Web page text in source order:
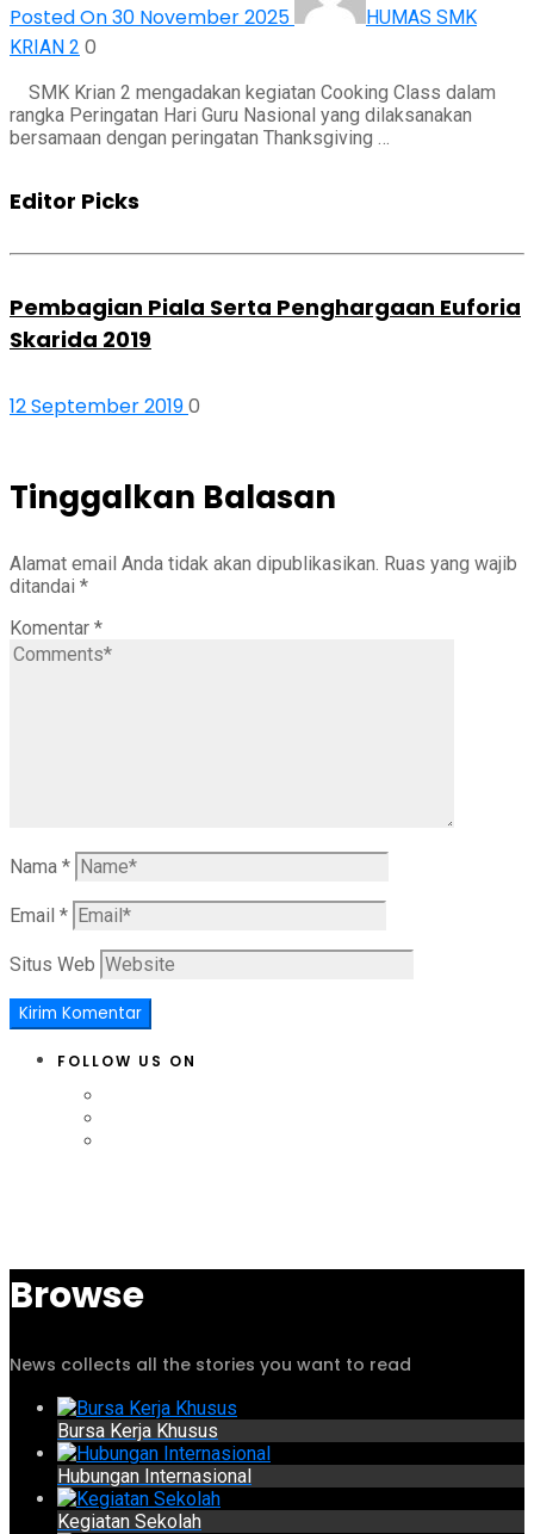
Posted On 30 November 2025
HUMAS SMK
KRIAN 2 0
SMK Krian 2 mengadakan kegiatan Cooking Class dalam
rangka Peringatan Hari Guru Nasional yang dilaksanakan
bersamaan dengan peringatan Thanksgiving …
Editor Picks
Pembagian Piala Serta Penghargaan Euforia
Skarida 2019
12 September 20190
Tinggalkan Balasan
Alamat email Anda tidak akan dipublikasikan. Ruas yang wajib
ditandai *
Komentar *
Nama *
Email *
Situs Web
FOLLOW US ON
Browse
News collects all the stories you want to read
Bursa Kerja Khusus
Hubungan Internasional
Kegiatan Sekolah